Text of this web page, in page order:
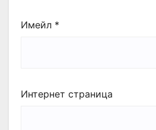
Имейл *
Интернет страница